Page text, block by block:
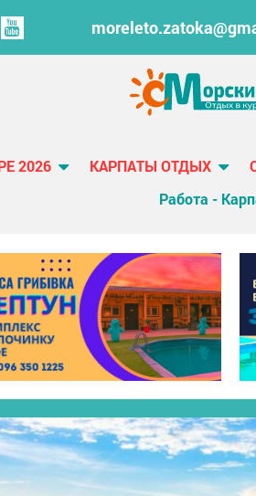
2026 КАРПАТЫ ОТДЫХ
Работа -